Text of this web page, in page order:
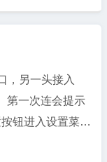
；全局配
switch>enable
...
，另一头接入
第一次连会提示
钮进入设置菜
边选择